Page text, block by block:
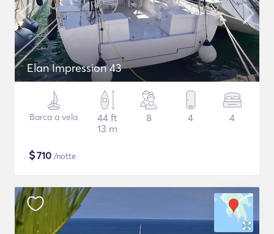
Elan Impression 43
Barca a vela
44 ft
13 m
8 4 4
$710 /notte